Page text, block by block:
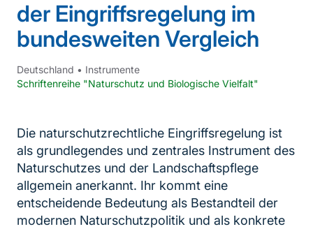
der Eingriffsregelung im
bundesweiten Vergleich
Deutschland • Instrumente
Schriftenreihe "Naturschutz und Biologische Vielfalt"
Die naturschutzrechtliche Eingriffsregelung ist
als grundlegendes und zentrales Instrument des
Naturschutzes und der Landschaftspflege
allgemein anerkannt. Ihr kommt eine
entscheidende Bedeutung als Bestandteil der
modernen Naturschutzpolitik und als konkrete